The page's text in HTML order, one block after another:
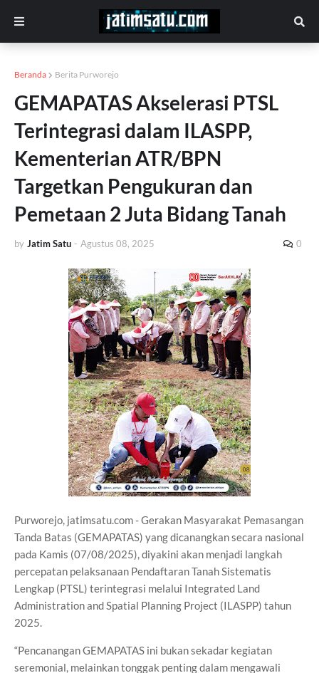
Beranda Berita Purworejo
GEMAPATAS Akselerasi PTSL
Terintegrasi dalam ILASPP,
Kementerian ATR/BPN
Targetkan Pengukuran dan
Pemetaan 2 Juta Bidang Tanah
by Jatim Satu - Agustus 08, 2025 0
Purworejo, jatimsatu.com - Gerakan Masyarakat Pemasangan
Tanda Batas (GEMAPATAS) yang dicanangkan secara nasional
pada Kamis (07/08/2025), diyakini akan menjadi langkah
percepatan pelaksanaan Pendaftaran Tanah Sistematis
Lengkap (PTSL) terintegrasi melalui Integrated Land
Administration and Spatial Planning Project (ILASPP) tahun
2025.
“Pencanangan GEMAPATAS ini bukan sekadar kegiatan
seremonial, melainkan tonggak penting dalam mengawali